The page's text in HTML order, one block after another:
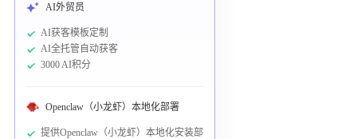
AI外贸员
AI获客模板定制
AI全托管自动获客
3000 AI积分
Openclaw（小龙虾）本地化部署
提供Openclaw（小龙虾）本地化安装部